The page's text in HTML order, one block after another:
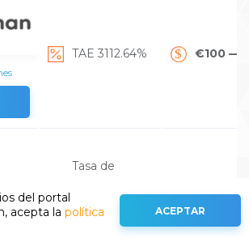
del portal
acepta la política
ACEPTAR
TAE 3112.64% €100 —
Tasa de
8861.22% -